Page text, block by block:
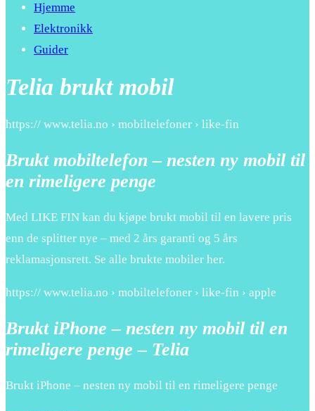
Hjemme
Elektronikk
Guider
Telia brukt mobil
https:// www.telia.no › mobiltelefoner › like-fin
Brukt mobiltelefon – nesten ny mobil til
en rimeligere penge
Med LIKE FIN kan du kjøpe brukt mobil til en lavere pris
enn de splitter nye – med 2 års garanti og 5 års
reklamasjonsrett. Se alle brukte mobiler her.
https:// www.telia.no › mobiltelefoner › like-fin › apple
Brukt iPhone – nesten ny mobil til en
rimeligere penge – Telia
Brukt iPhone – nesten ny mobil til en rimeligere penge